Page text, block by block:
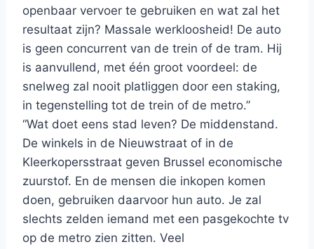
openbaar vervoer te gebruiken en wat zal het
resultaat zijn? Massale werkloosheid! De auto
is geen concurrent van de trein of de tram. Hij
is aanvullend, met één groot voordeel: de
snelweg zal nooit platliggen door een staking,
in tegenstelling tot de trein of de metro.”
“Wat doet eens stad leven? De middenstand.
De winkels in de Nieuwstraat of in de
Kleerkopersstraat geven Brussel economische
zuurstof. En de mensen die inkopen komen
doen, gebruiken daarvoor hun auto. Je zal
slechts zelden iemand met een pasgekochte tv
op de metro zien zitten. Veel